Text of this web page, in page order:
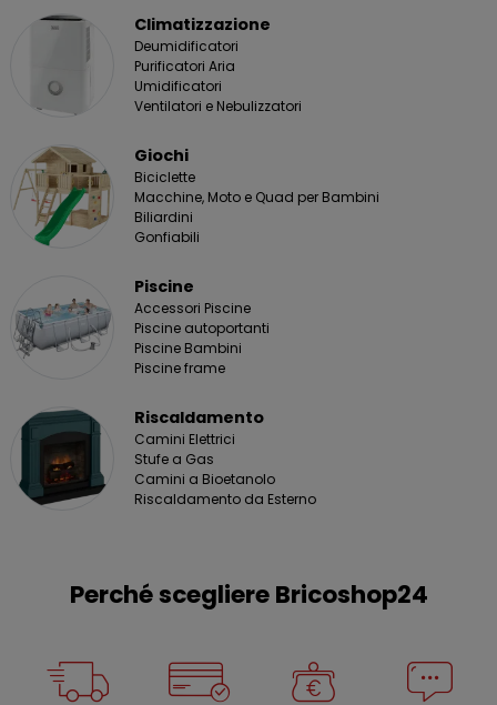
Climatizzazione
Deumidificatori
Purificatori Aria
Umidificatori
Ventilatori e Nebulizzatori
Giochi
Biciclette
Macchine, Moto e Quad per Bambini
Biliardini
Gonfiabili
Piscine
Accessori Piscine
Piscine autoportanti
Piscine Bambini
Piscine frame
Riscaldamento
Camini Elettrici
Stufe a Gas
Camini a Bioetanolo
Riscaldamento da Esterno
Perché scegliere Bricoshop24